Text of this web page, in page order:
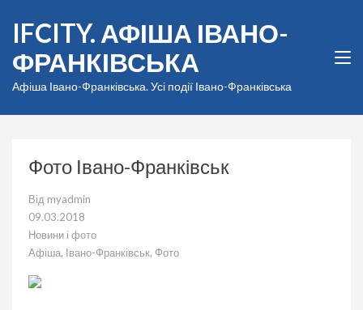
вмісту
(натисніть
Enter)
IFCITY. АФІША ІВАНО-
ФРАНКІВСЬКА
Афіша Івано-Франківська. Усі події Івано-Франківська
Фото Івано-Франківськ
Від myadmin
09.03.2018
Новини і фото
Афіша, Івано-Франківськ, Фото